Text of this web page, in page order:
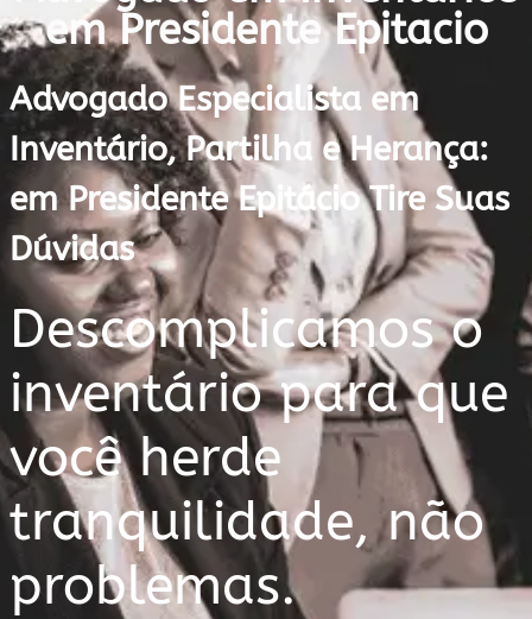
em Presidente Epitacio
Advogado Especialista em
Inventário, Partilha e Herança:
em Presidente Epitácio Tire Suas
Dúvidas
Descomplicamos o
inventário para que
você herde
tranquilidade, não
problemas.